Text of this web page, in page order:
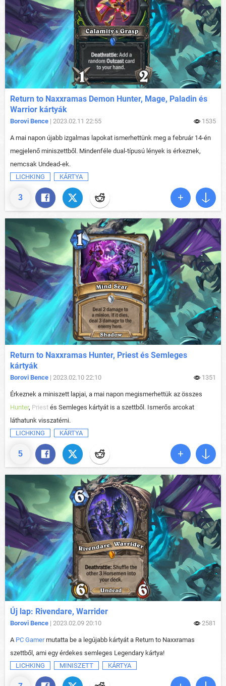
3
Return to Naxxramas Demon Hunter, Mage, Paladin és
Warrior kártyák
Borovi Bence | 2023.02.11 22:55 1535
A mai napon újabb izgalmas lapokat ismerhettünk meg a február 14-én
megjelenő miniszettből. Mindenféle dual-típusú lények is érkeznek,
nemcsak Undead-ek.
LICHKING
KÁRTYA
5
Return to Naxxramas Hunter, Priest és Semleges
kártyák
Borovi Bence | 2023.02.10 22:10 1351
Érkeznek a miniszett lapjai, a mai napon megismerhettük az összes
Hunter, Priest és Semleges kártyát is a szettből. Ismerős arcokat
láthatunk visszatérni.
LICHKING
KÁRTYA
Új lap: Rivendare, Warrider
Borovi Bence | 2023.02.09 20:10 2581
A PC Gamermutatta be a legújabb kártyát a Return to Naxxramas
szettből, ami egy érdekes semleges Legendary kártya!
LICHKING
MINISZETT KÁRTYA